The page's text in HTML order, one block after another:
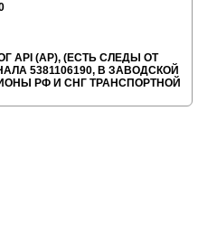
API (AP), (ЕСТЬ СЛЕДЫ ОТ
5381106190, В ЗАВОДСКОЙ
РФ И СНГ ТРАНСПОРТНОЙ